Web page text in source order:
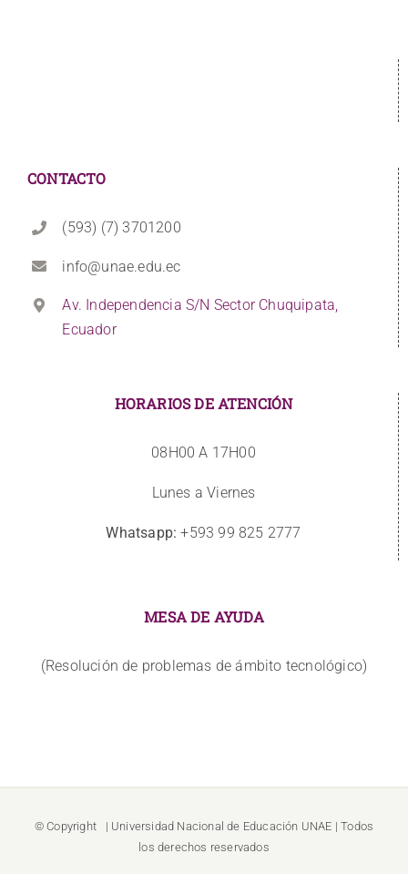
CONTACTO
(593) (7) 3701200
info@unae.edu.ec
Av. Independencia S/N Sector Chuquipata,
Ecuador
HORARIOS DE ATENCIÓN
08H00 A 17H00
Lunes a Viernes
Whatsapp: +593 99 825 2777
MESA DE AYUDA
(Resolución de problemas de ámbito tecnológico)
© Copyright | Universidad Nacional de Educación UNAE | Todos
los derechos reservados